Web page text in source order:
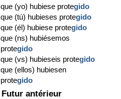
que (yo) hubiese protegido
que (tú) hubieses protegido
que (él) hubiese protegido
que (ns) hubiésemos
protegido
que (vs) hubieseis protegido
que (ellos) hubiesen
protegido
Futur antérieur